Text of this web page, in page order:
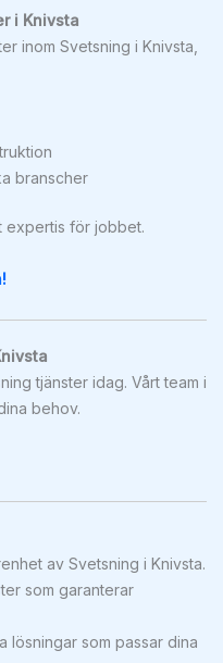
i Knivsta
inom Svetsning i Knivsta,
branscher
expertis för jobbet.
tjänster idag. Vårt team i
behov.
av Svetsning i Knivsta.
som garanterar
lösningar som passar dina